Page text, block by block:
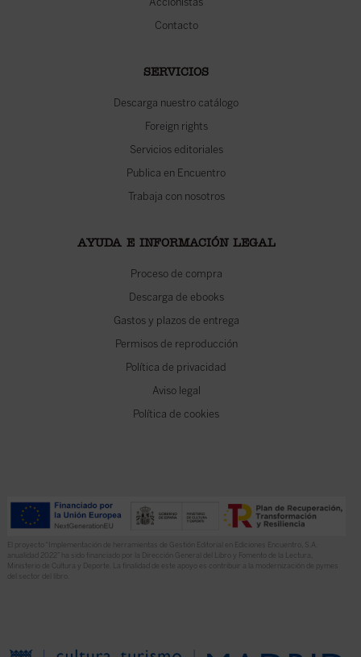
Contacto
SERVICIOS
Descarga nuestro catálogo
Foreign rights
Servicios editoriales
Publica en Encuentro
Trabaja con nosotros
AYUDA E INFORMACIÓN LEGAL
Proceso de compra
Descarga de ebooks
Gastos y plazos de entrega
Permisos de reproducción
Política de privacidad
Aviso legal
Política de cookies
El proyecto “Implementación de herramientas de Gestión Editorial en Ediciones Encuentro, S.A.
anualidad 2022” ha sido financiado por la Dirección General del Libro y Fomento de la Lectura,
Ministerio de Cultura y Deporte. La finalidad de este apoyo es contribuir a la modernización de pymes
del sector del libro.